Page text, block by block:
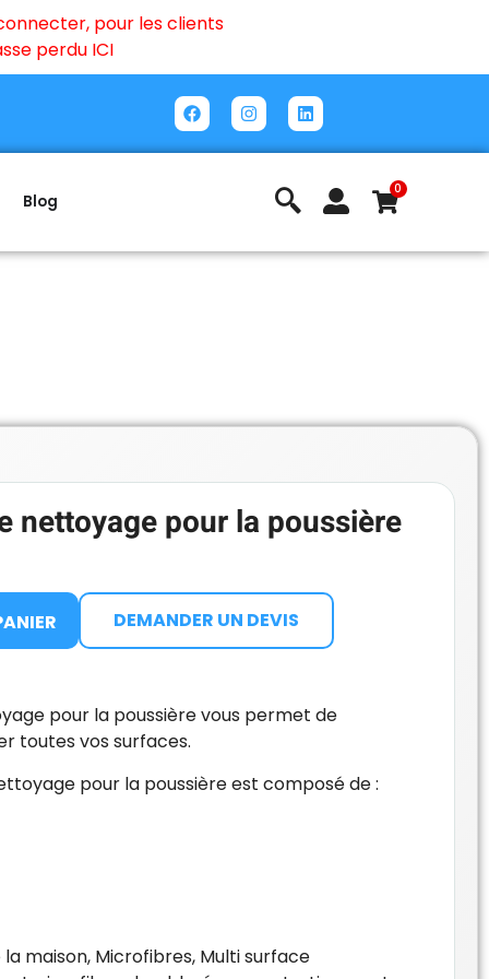
pour les clients
perdu ICI
Blog
0
nettoyage pour la poussière
DEMANDER UN DEVIS
pour la poussière vous permet de
toutes vos surfaces.
pour la poussière est composé de :
maison, Microfibres, Multi surface